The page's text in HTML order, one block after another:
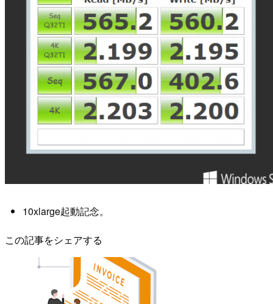
10xlarge起動記念。
この記事をシェアする